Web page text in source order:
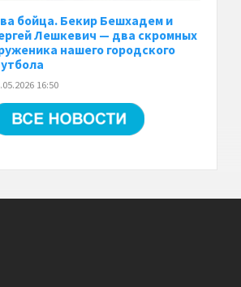
бойца. Бекир Бешхадем и
Лешкевич — два скромных
нашего городского
16:50